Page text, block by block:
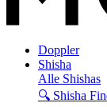
Doppler
Shisha
Alle Shishas
🔍 Shisha